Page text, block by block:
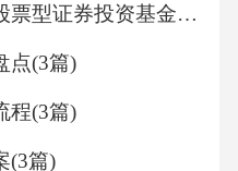
冲突规定的，应向甲
为（具体数额）；
失的，违约方应赔偿
。
长信增利动态策略股票型证券投资基金基金合同
点(3篇)
程(3篇)
(3篇)